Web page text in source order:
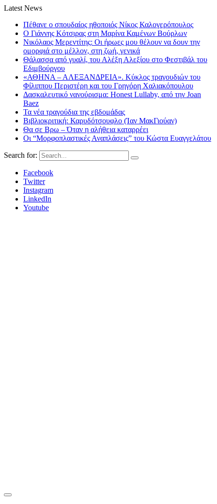
Latest News
Πέθανε ο σπουδαίος ηθοποιός Νίκος Καλογερόπουλος
Ο Γιάννης Κότσιρας στη Μαρίνα Καμένων Βούρλων
Νικόλαος Μερεντίτης: Οι ήρωες μου θέλουν να δουν την
ομορφιά στο μέλλον, στη ζωή, γενικά
Θάλασσα από γυαλί, του Αλέξη Αλεξίου στο Φεστιβάλ του
Εδιμβούργου
«ΑΘΗΝΑ – ΑΛΕΞΑΝΔΡΕΙΑ». Κύκλος τραγουδιών του
Φίλιππου Περιστέρη και του Γρηγόρη Χαλιακόπουλου
Δασκαλευτικό νανούρισμα: Honest Lullaby, από την Joan
Baez
Τα νέα τραγούδια της εβδομάδας
Βιβλιοκριτική: Καρυδότσουφλο (Ίαν ΜακΓιούαν)
Θα σε Βρω – Όταν η αλήθεια καταρρέει
Οι “Μορφοπλαστικές Αναπλάσεις” του Κώστα Ευαγγελάτου
Search for:
Facebook
Twitter
Instagram
LinkedIn
Youtube